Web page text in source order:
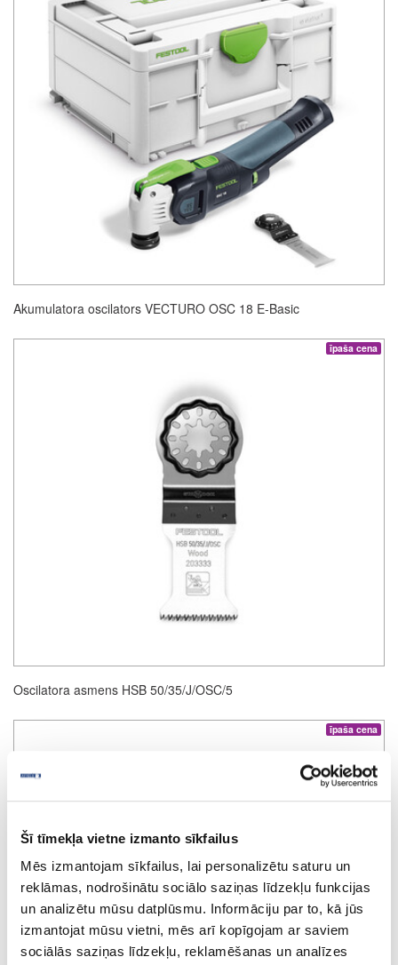
Šī tīmekļa vietne izmanto sīkfailus
Mēs izmantojam sīkfailus, lai personalizētu saturu un
reklāmas, nodrošinātu sociālo saziņas līdzekļu funkcijas
un analizētu mūsu datplūsmu. Informāciju par to, kā jūs
izmantojat mūsu vietni, mēs arī kopīgojam ar saviem
sociālās saziņas līdzekļu, reklamēšanas un analīzes
Akumulatora oscilators VECTURO OSC 18 E-Basic
īpaša cena
Oscilatora asmens HSB 50/35/J/OSC/5
īpaša cena